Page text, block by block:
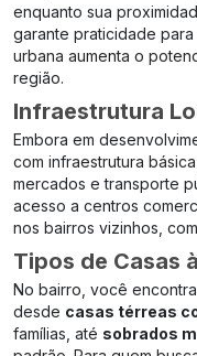
enquanto sua
garante praticidade
urbana aumenta o
região.
Infraestrutura
Embora em
com infraestrutura
mercados e transporte
acesso a centros
nos bairros vizinhos,
Tipos de Casas
No bairro, você
desde casas térreas
famílias, até sobrados